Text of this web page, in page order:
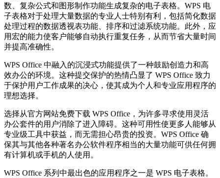
数、复杂公式和图形制作功能生成复杂的电子表格。WPS 电
子表格对于处理大量数据的专业人士特别有利，包括简化数据
处理过程的数据透视表功能、排序和过滤系统功能。此外，应
用宏的能力使客户能够自动执行重复任务，从而节省大量时间
并提高准确性。
WPS Office 中融入的沉浸式功能提供了一种鼓励创造力和高
效办公的环境。这种提交保护的热情凸显了 WPS Office 致力
于保护用户工作成果的决心，使其成为个人和专业应用程序的
理想选择。
选择从官方网站免费下载 WPS Office，为许多寻求使用灵活
办公套件的用户消除了进入障碍。这种可用性使更多人能够从
专业级工具中获益，而无需担心昂贵的投资。WPS Office 确
保其与其他各种著名办公软件程序相当的大量功能可供任何拥
有计算机或手机的人使用。
WPS Office 系列中最出色的应用程序之一是 WPS 电子表格。